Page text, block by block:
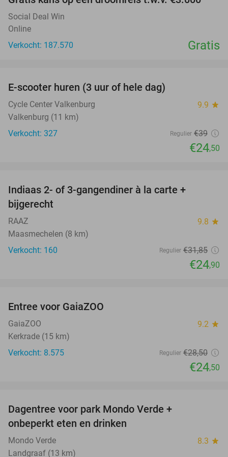
Social Deal Win
Online
Verkocht: 187.570
Gratis
E-scooter huren (3 uur of hele dag)
Cycle Center Valkenburg 9.9 star
Valkenburg (11 km)
Verkocht: 327
Regulier €39
€24,50
Indiaas 2- of 3-gangendiner à la carte +
bijgerecht
RAAZ 9.8 star
Maasmechelen (8 km)
Verkocht: 160
Regulier €31,85
€24,90
Entree voor GaiaZOO
GaiaZOO 9.2 star
Kerkrade (15 km)
Verkocht: 8.575
Regulier €28,50
€24,50
Dagentree voor park Mondo Verde +
onbeperkt eten en drinken
Mondo Verde 8.3 star
Landgraaf (13 km)